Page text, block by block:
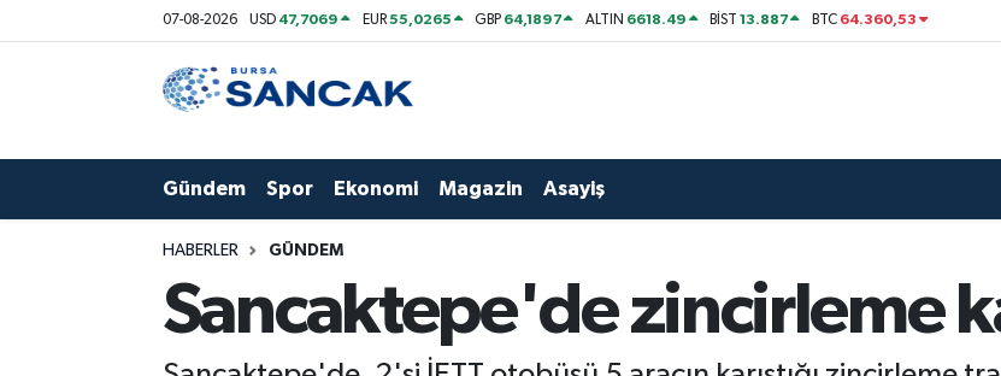
07-08-2026 USD 47,7069 EUR55,0265 GBP 64,1897 ALTIN 6618.49 BİST13.887 BTC 64.360,53
Gündem Spor Ekonomi Magazin Asayiş
HABERLER GÜNDEM
Sancaktepe'de zincirleme
Hava Durumu
Son Dakika Haberleri